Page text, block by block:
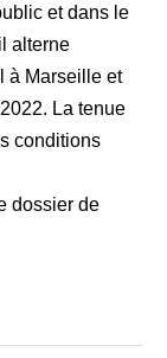
et dans le
alterne
à Marseille et
La tenue
conditions
dossier de